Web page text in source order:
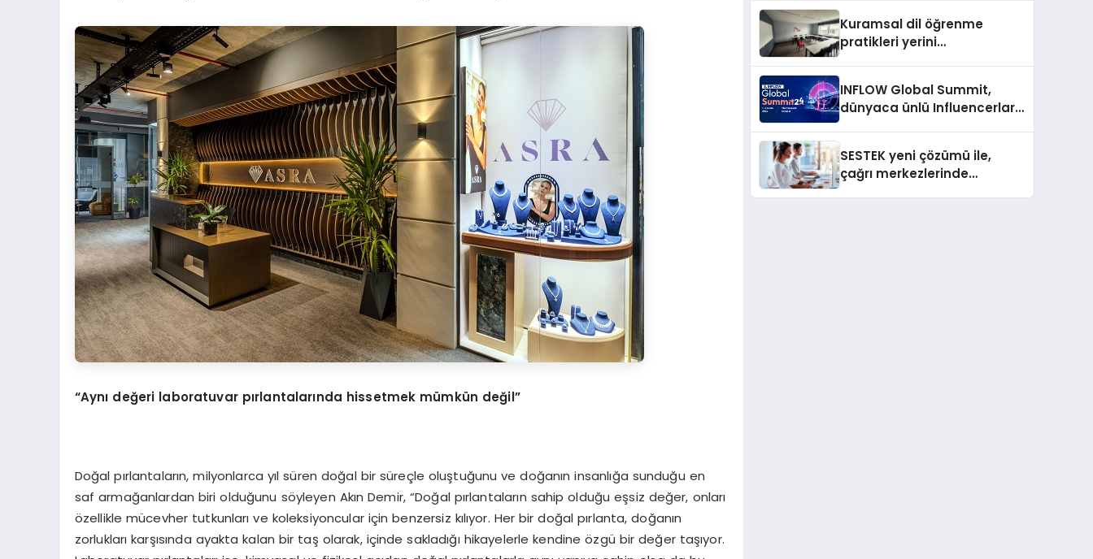
“Aynı değeri laboratuvar pırlantalarında hissetmek mümkün değil”
Doğal pırlantaların, milyonlarca yıl süren doğal bir süreçle oluştuğunu ve doğanın insanlığa sunduğu en
saf armağanlardan biri olduğunu söyleyen Akın Demir, “Doğal pırlantaların sahip olduğu eşsiz değer, onları
özellikle mücevher tutkunları ve koleksiyoncular için benzersiz kılıyor. Her bir doğal pırlanta, doğanın
zorlukları karşısında ayakta kalan bir taş olarak, içinde sakladığı hikayelerle kendine özgü bir değer taşıyor.
Kuramsal dil öğrenme
pratikleri yerini
INFLOW Global Summit,
dünyaca ünlü Influencerları
SESTEK yeni çözümü ile,
çağrı merkezlerinde